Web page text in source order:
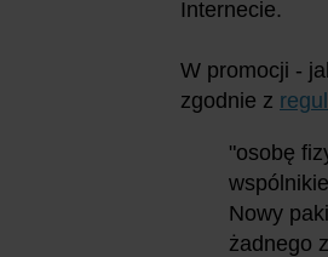
Internecie.
W promocji -
zgodnie z
"osobę
Nowy
żadnego